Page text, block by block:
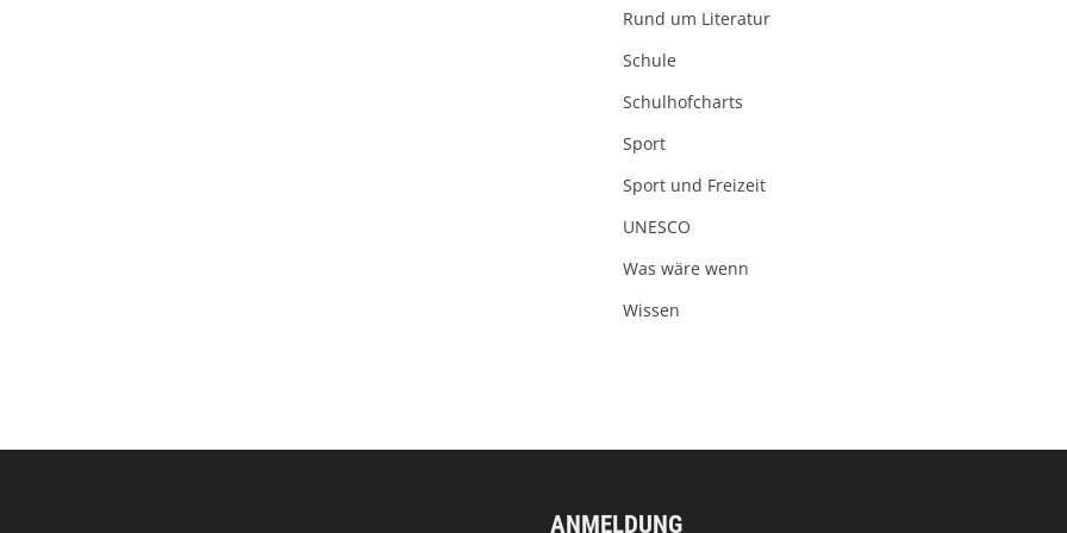
Rund um Literatur
Schule
Schulhofcharts
Sport
Sport und Freizeit
UNESCO
Was wäre wenn
Wissen
ANMELDUNG